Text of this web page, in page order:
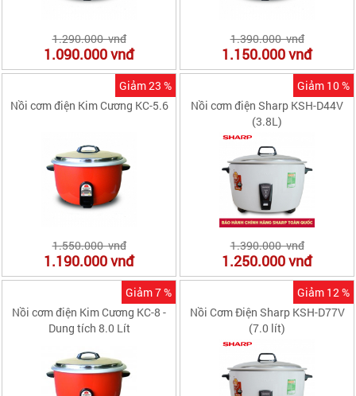
1.290.000 vnđ
1.090.000vnđ
1.390.000 vnđ
1.150.000vnđ
Nồi cơm điện Kim Cương KC-5.6
1.550.000 vnđ
1.190.000vnđ
Giảm 23 %
Nồi cơm điện Sharp KSH-D44V
(3.8L)
1.390.000 vnđ
1.250.000vnđ
Giảm 10 %
Nồi cơm điện Kim Cương KC-8 -
Dung tích 8.0 Lít
Giảm 7 %
Nồi Cơm Điện Sharp KSH-D77V
(7.0 lít)
Giảm 12 %